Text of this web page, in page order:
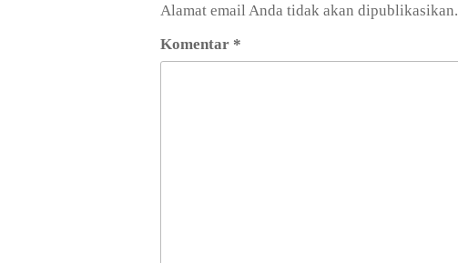
Alamat email Anda tidak akan dipublikasikan.
Komentar *